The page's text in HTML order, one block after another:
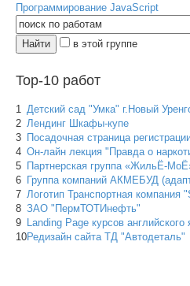
Программирование JavaScript
в этой группе
Top-10 работ
1 Детский сад "Умка" г.Новый
2 Лендинг Шкафы-купе
3 Посадочная страница
4 Он-лайн лекция "Правда о
5 Партнерская группа «ЖильЁ-
6 Группа компаний АКМЕБУД
7 Логотип Транспортная компания
8 ЗАО "ПермТОТИнефть"
9 Landing Page курсов
10Редизайн сайта ТД "Автодеталь"